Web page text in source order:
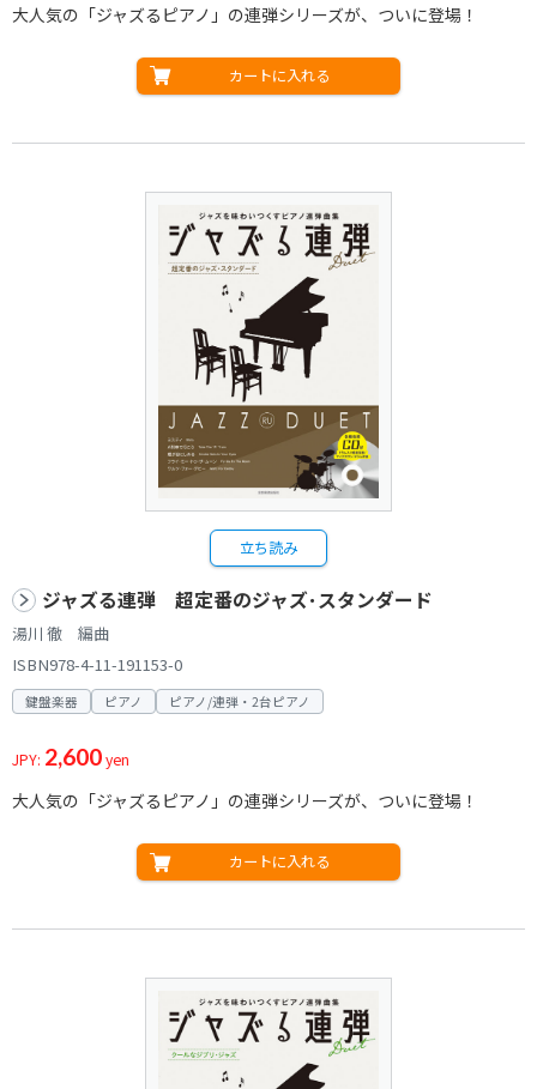
大人気の「ジャズるピアノ」の連弾シリーズが、ついに登場！
カートに入れる
立ち読み
ジャズる連弾 超定番のジャズ･スタンダード
湯川 徹 編曲
ISBN978-4-11-191153-0
鍵盤楽器 ピアノ ピアノ/連弾・2台ピアノ
JPY: 2,600yen
大人気の「ジャズるピアノ」の連弾シリーズが、ついに登場！
カートに入れる